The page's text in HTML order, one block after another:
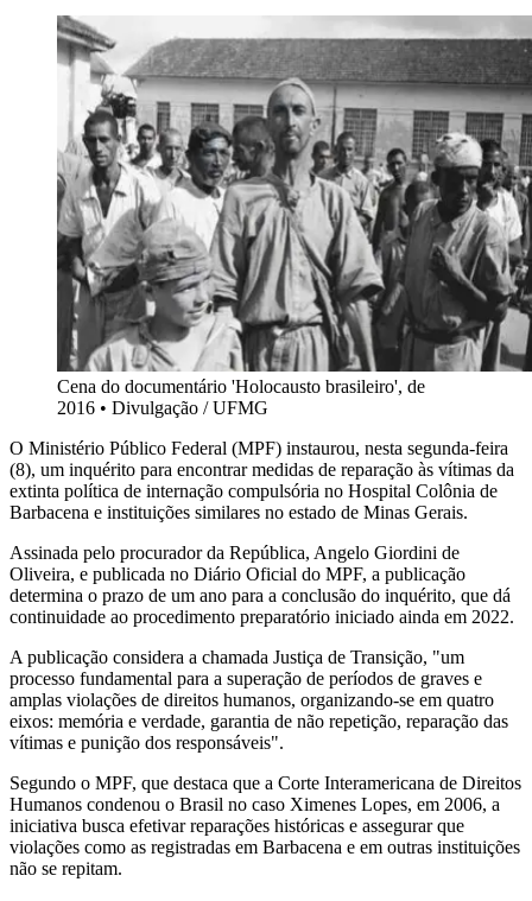
Cena do documentário 'Holocausto brasileiro', de
2016 • Divulgação / UFMG
O Ministério Público Federal (MPF) instaurou, nesta segunda-feira
(8), um inquérito para encontrar medidas de reparação às vítimas da
extinta política de internação compulsória no Hospital Colônia de
Barbacena e instituições similares no estado de Minas Gerais.
Assinada pelo procurador da República, Angelo Giordini de
Oliveira, e publicada no Diário Oficial do MPF, a publicação
determina o prazo de um ano para a conclusão do inquérito, que dá
continuidade ao procedimento preparatório iniciado ainda em 2022.
A publicação considera a chamada Justiça de Transição, "um
processo fundamental para a superação de períodos de graves e
amplas violações de direitos humanos, organizando-se em quatro
eixos: memória e verdade, garantia de não repetição, reparação das
vítimas e punição dos responsáveis".
Segundo o MPF, que destaca que a Corte Interamericana de Direitos
Humanos condenou o Brasil no caso Ximenes Lopes, em 2006, a
iniciativa busca efetivar reparações históricas e assegurar que
violações como as registradas em Barbacena e em outras instituições
não se repitam.